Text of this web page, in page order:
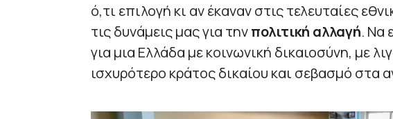
ό,τι επιλογή κι αν έκαναν στις τελευταίες
τις δυνάμεις μας για τηνπολιτική αλλαγή. Να
για μια Ελλάδα με κοινωνική δικαιοσύνη, με
ισχυρότερο κράτος δικαίου και σεβασμό στα